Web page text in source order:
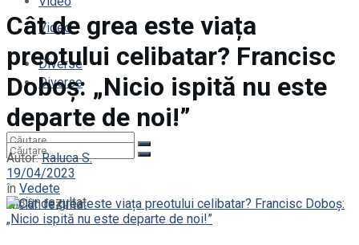
Diverse
Niciun rezultat
Video
Diverse
Niciun rezultat
Cât de grea este viața
preotului celibatar? Francisc
Doboș: „Nicio ispită nu este
departe de noi!”
Autor: Raluca S.
19/04/2023
în Vedete